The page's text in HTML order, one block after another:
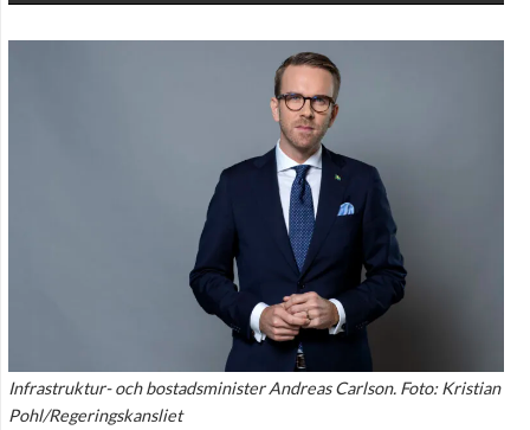
Infrastruktur- och bostadsminister Andreas Carlson. Foto: Kristian
Pohl/Regeringskansliet